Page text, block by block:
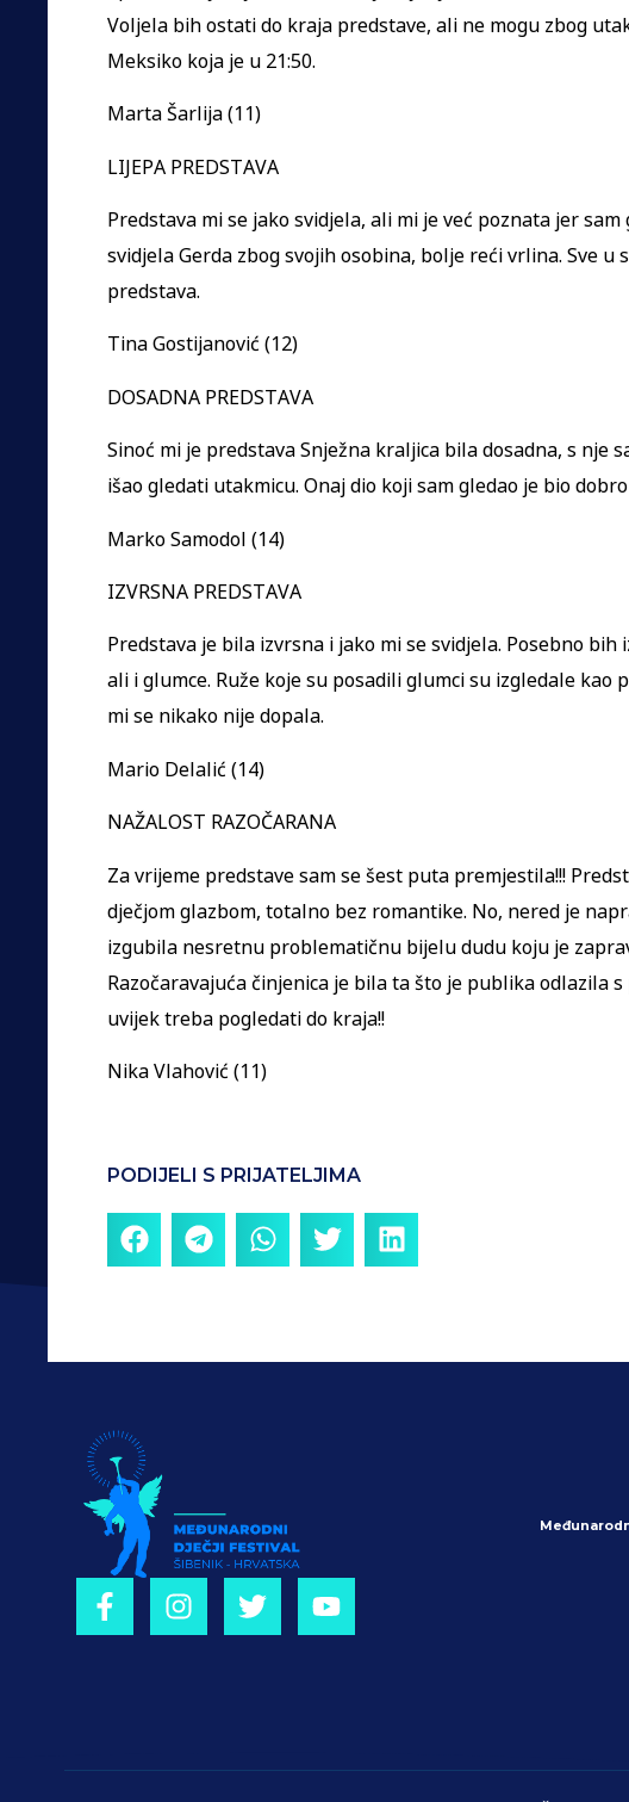
Voljela bih ostati do kraja predstave, ali ne mogu zbog
Meksiko koja je u 21:50.
Marta Šarlija (11)
LIJEPA PREDSTAVA
Predstava mi se jako svidjela, ali mi je već poznata jer sam
svidjela Gerda zbog svojih osobina, bolje reći vrlina. Sve u
predstava.
Tina Gostijanović (12)
DOSADNA PREDSTAVA
Sinoć mi je predstava Snježna kraljica bila dosadna, s nje
išao gledati utakmicu. Onaj dio koji sam gledao je bio
Marko Samodol (14)
IZVRSNA PREDSTAVA
Predstava je bila izvrsna i jako mi se svidjela. Posebno bih
ali i glumce. Ruže koje su posadili glumci su izgledale kao
mi se nikako nije dopala.
Mario Delalić (14)
NAŽALOST RAZOČARANA
Za vrijeme predstave sam se šest puta premjestila!!!
dječjom glazbom, totalno bez romantike. No, nered je
izgubila nesretnu problematičnu bijelu dudu koju je
Razočaravajuća činjenica je bila ta što je publika odlazila
uvijek treba pogledati do kraja!!
Nika Vlahović (11)
PODIJELI S PRIJATELJIMA